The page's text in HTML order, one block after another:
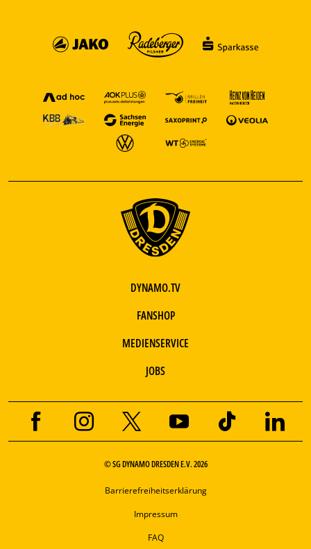
DYNAMO.TV
FANSHOP
MEDIENSERVICE
JOBS
© SG DYNAMO DRESDEN E.V. 2026
Barrierefreiheitserklärung
Impressum
FAQ